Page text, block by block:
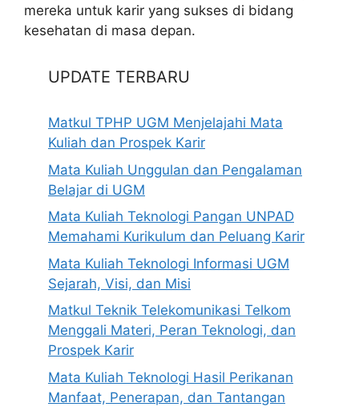
mereka untuk karir yang sukses di bidang
kesehatan di masa depan.
UPDATE TERBARU
Matkul TPHP UGM Menjelajahi Mata
Kuliah dan Prospek Karir
Mata Kuliah Unggulan dan Pengalaman
Belajar di UGM
Mata Kuliah Teknologi Pangan UNPAD
Memahami Kurikulum dan Peluang Karir
Mata Kuliah Teknologi Informasi UGM
Sejarah, Visi, dan Misi
Matkul Teknik Telekomunikasi Telkom
Menggali Materi, Peran Teknologi, dan
Prospek Karir
Mata Kuliah Teknologi Hasil Perikanan
Manfaat, Penerapan, dan Tantangan